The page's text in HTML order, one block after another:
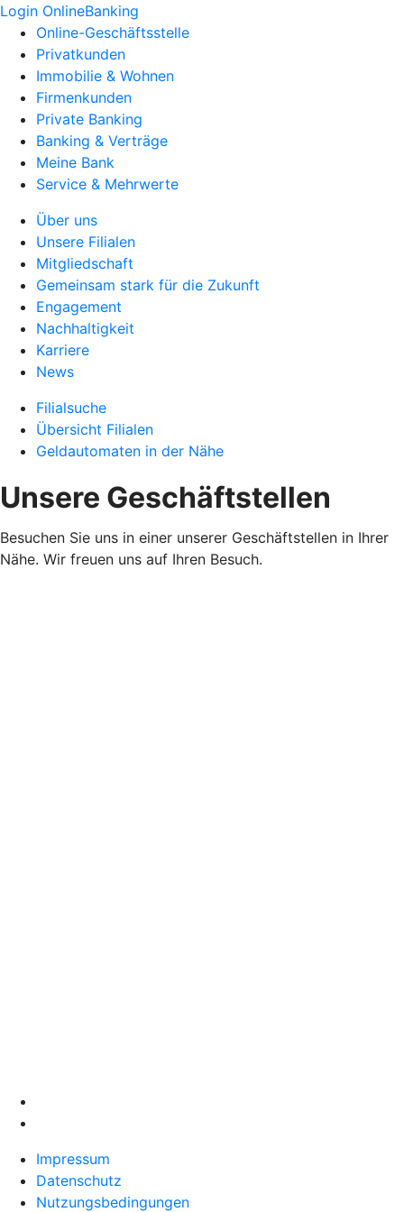
Login OnlineBanking
Online-Geschäftsstelle
Privatkunden
Immobilie & Wohnen
Firmenkunden
Private Banking
Banking & Verträge
Meine Bank
Service & Mehrwerte
Über uns
Unsere Filialen
Mitgliedschaft
Gemeinsam stark für die Zukunft
Engagement
Nachhaltigkeit
Karriere
News
Filialsuche
Übersicht Filialen
Geldautomaten in der Nähe
Unsere Geschäftstellen
Besuchen Sie uns in einer unserer Geschäftstellen in Ihrer
Nähe. Wir freuen uns auf Ihren Besuch.
Impressum
Datenschutz
Nutzungsbedingungen